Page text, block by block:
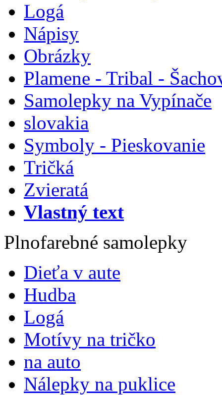
Logá
Nápisy
Obrázky
Plamene - Tribal -
Samolepky na Vypínače
slovakia
Symboly - Pieskovanie
Tričká
Zvieratá
Vlastný text
Plnofarebné samolepky
Dieťa v aute
Hudba
Logá
Motívy na tričko
na auto
Nálepky na puklice